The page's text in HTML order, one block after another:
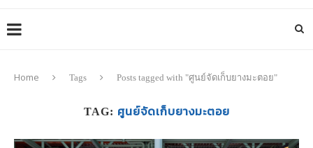
Home Tags Posts tagged with "ศูนย์จัดเก็บยางมะตอย"
TAG: ศูนย์จัดเก็บยางมะตอย